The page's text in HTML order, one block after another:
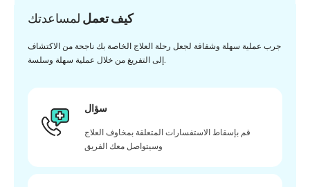
كيف تعمل لمساعدتك
جرب عملية سهلة وشفافة لجعل رحلة العلاج الخاصة بك ناجحة من الاكتشاف
إلى التفريغ من خلال عملية سهلة وسلسة.
سؤال
قم بإسقاط الاستفسارات المتعلقة بمخاوف العلاج
وسيتواصل معك الفريق